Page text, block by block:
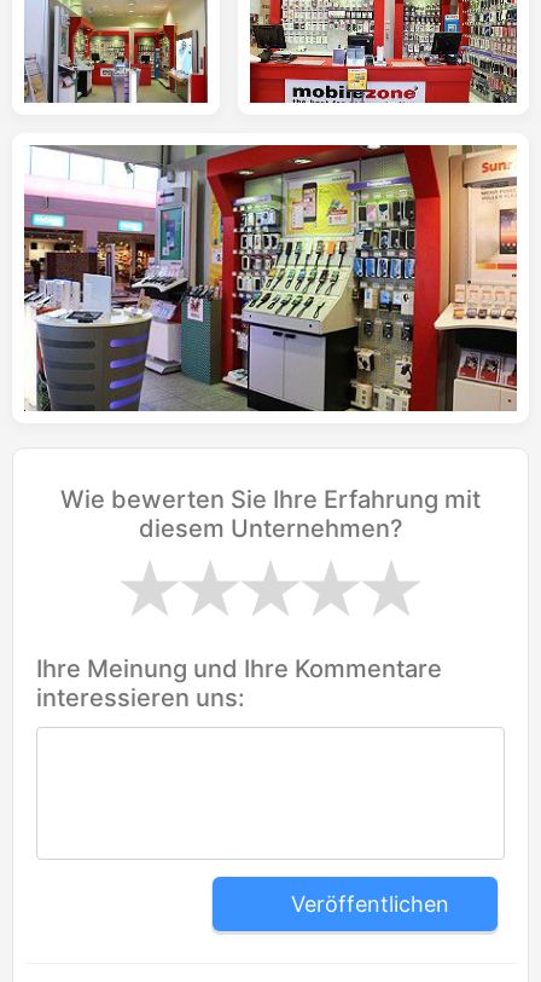
Wie bewerten Sie Ihre Erfahrung mit
diesem Unternehmen?
Ihre Meinung und Ihre Kommentare
interessieren uns:
Veröffentlichen